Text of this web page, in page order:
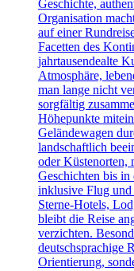
Geschichte,
Organisation
auf einer
Facetten des
jahrtausendealte
Atmosphäre,
man lange nicht
sorgfältig
Höhepunkte
Geländewagen
landschaftlich
oder Küstenorten,
Geschichten bis
inklusive Flug
Sterne-Hotels,
bleibt die Reise
verzichten.
deutschsprachige
Orientierung,